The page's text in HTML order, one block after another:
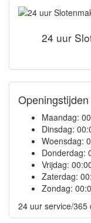
24 uur
Maandag:
Dinsdag:
Woensdag:
Donderdag:
Vrijdag:
Zaterdag:
Zondag:
24 uur service/365